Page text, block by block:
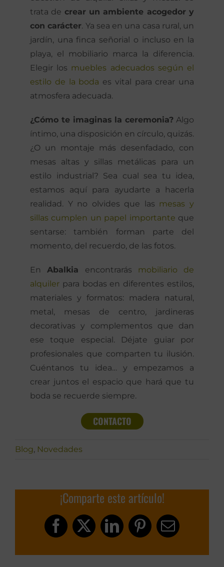
trata de crear un ambiente acogedor y
con carácter. Ya sea en una casa rural, un
jardín, una finca señorial o incluso en la
playa, el mobiliario marca la diferencia.
Elegir los muebles adecuados según el
estilo de la boda es vital para crear una
atmosfera adecuada.
¿Cómo te imaginas la ceremonia? Algo
íntimo, una disposición en círculo, quizás.
¿O un montaje más desenfadado, con
mesas altas y sillas metálicas para un
estilo industrial? Sea cual sea tu idea,
estamos aquí para ayudarte a hacerla
realidad. Y no olvides que las mesas y
sillas cumplen un papel importante que
sentarse: también forman parte del
momento, del recuerdo, de las fotos.
EnAbalkia encontrarás mobiliario de
alquiler para bodas en diferentes estilos,
materiales y formatos: madera natural,
metal, mesas de centro, jardineras
decorativas y complementos que dan
ese toque especial. Déjate guiar por
profesionales que comparten tu ilusión.
Cuéntanos tu idea… y empezamos a
crear juntos el espacio que hará que tu
boda se recuerde siempre.
CONTACTO
Blog, Novedades
¡Comparte este artículo!
Facebook
X LinkedIn
PinterestCorreo